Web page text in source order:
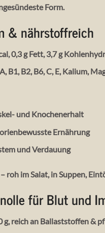
Form.
& nährstoffreich
0,3 g Fett, 3,7 g
B1, B2, B6, C, E, Kalium,
und Knochenerhalt
Ernährung
und Verdauung
roh im Salat, in Suppen,
für Blut und
g, reich an Ballaststoffen &